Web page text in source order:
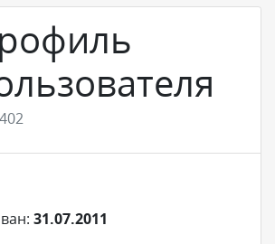
или услугу
31.07.2011